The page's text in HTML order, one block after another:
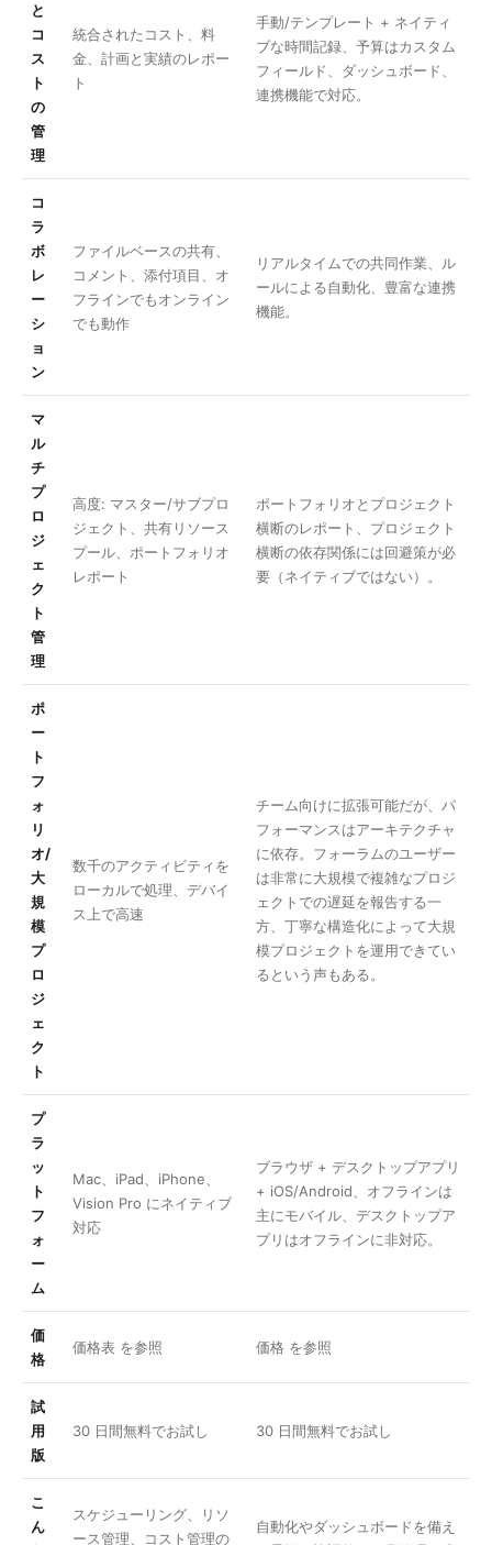
と
コ
ス
ト
の
管
理
統合されたコスト、料
金、計画と実績のレポー
ト
手動/テンプレート + ネイティ
ブな時間記録、予算はカスタム
フィールド、ダッシュボード、
連携機能で対応。
コ
ラ
ボ
レ
ー
シ
ョ
ン
ファイルベースの共有、
コメント、添付項目、オ
フラインでもオンライン
でも動作
リアルタイムでの共同作業、ル
ールによる自動化、豊富な連携
機能。
マ
ル
チ
プ
ロ
ジ
ェ
ク
ト
管
理
高度: マスター/サブプロ
ジェクト、共有リソース
プール、ポートフォリオ
レポート
ポートフォリオとプロジェクト
横断のレポート、プロジェクト
横断の依存関係には回避策が必
要（ネイティブではない）。
ポ
ー
ト
フ
ォ
リ
オ/
大
規
模
プ
ロ
ジ
ェ
ク
ト
数千のアクティビティを
ローカルで処理、デバイ
ス上で高速
チーム向けに拡張可能だが、パ
フォーマンスはアーキテクチャ
に依存。フォーラムのユーザー
は非常に大規模で複雑なプロジ
ェクトでの遅延を報告する一
方、丁寧な構造化によって大規
模プロジェクトを運用できてい
るという声もある。
プ
ラ
ッ
ト
フ
ォ
ー
ム
Mac、iPad、iPhone、
Vision Pro にネイティブ
対応
ブラウザ + デスクトップアプリ
+ iOS/Android、オフラインは
主にモバイル、デスクトップア
プリはオフラインに非対応。
価
格
価格表 を参照 価格 を参照
試
用
版
30 日間無料でお試し 30 日間無料でお試し
こ
ん
スケジューリング、リソ
ース管理、コスト管理の
自動化やダッシュボードを備え